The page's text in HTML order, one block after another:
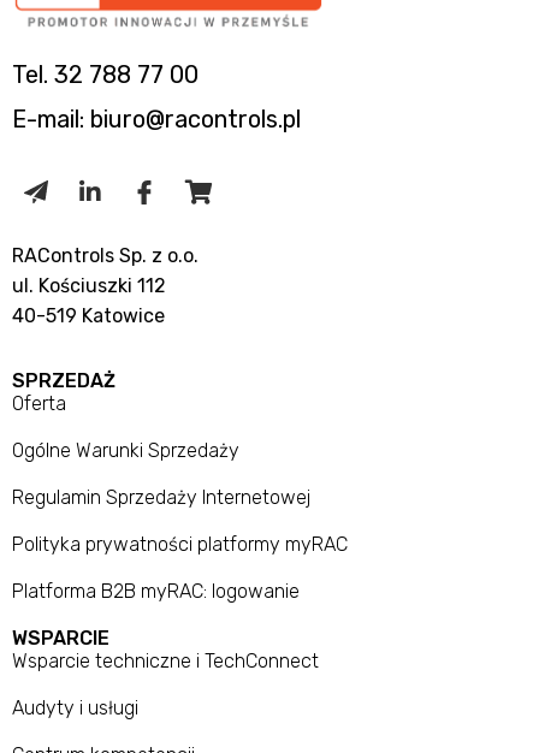
Tel. 32 788 77 00
E-mail: biuro@racontrols.pl
RAControls Sp. z o.o.
ul. Kościuszki 112
40-519 Katowice
SPRZEDAŻ
Oferta
Ogólne Warunki Sprzedaży
Regulamin Sprzedaży Internetowej
Polityka prywatności platformy myRAC
Platforma B2B myRAC: logowanie
WSPARCIE
Wsparcie techniczne i TechConnect
Audyty i usługi